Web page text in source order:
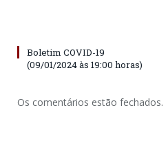
Boletim COVID-19
(09/01/2024 às 19:00 horas)
Os comentários estão fechados.